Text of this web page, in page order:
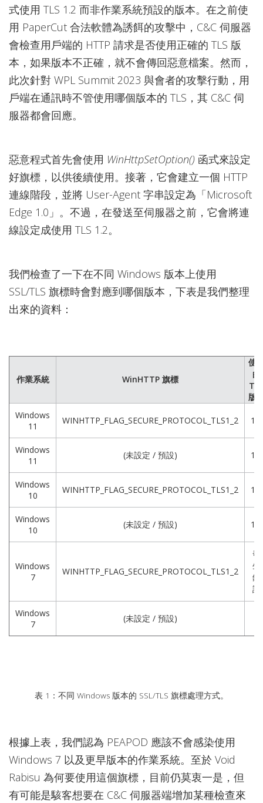
式使用 TLS 1.2 而非作業系統預設的版本。在之前使
用 PaperCut 合法軟體為誘餌的攻擊中，C&C 伺服器
會檢查用戶端的 HTTP 請求是否使用正確的 TLS 版
本，如果版本不正確，就不會傳回惡意檔案。然而，
此次針對 WPL Summit 2023 與會者的攻擊行動，用
戶端在通訊時不管使用哪個版本的 TLS，其 C&C 伺
服器都會回應。
惡意程式首先會使用 WinHttpSetOption() 函式來設定
好旗標，以供後續使用。接著，它會建立一個 HTTP
連線階段，並將 User-Agent 字串設定為「Microsoft
Edge 1.0」。不過，在發送至伺服器之前，它會將連
線設定成使用 TLS 1.2。
我們檢查了一下在不同 Windows 版本上使用
SSL/TLS 旗標時會對應到哪個版本，下表是我們整理
出來的資料：
作業系統 WinHTTP 旗標
使
的
TLS
版
Windows
11
WINHTTP_FLAG_SECURE_PROTOCOL_TLS1_2 1.2
Windows
11
(未設定 / 預設) 1.3
Windows
10
WINHTTP_FLAG_SECURE_PROTOCOL_TLS1_2 1.2
Windows
10
(未設定 / 預設) 1.2
Windows
7
WINHTTP_FLAG_SECURE_PROTOCOL_TLS1_2
發
生
錯
誤
Windows
7
(未設定 / 預設)
表 1：不同 Windows 版本的 SSL/TLS 旗標處理方式。
根據上表，我們認為 PEAPOD 應該不會感染使用
Windows 7 以及更早版本的作業系統。至於 Void
Rabisu 為何要使用這個旗標，目前仍莫衷一是，但
有可能是駭客想要在 C&C 伺服器端增加某種檢查來